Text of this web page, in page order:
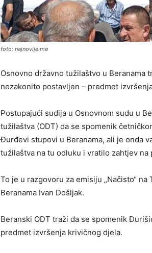
foto: najnovije.me
Osnovno državno tužilaštvo u
nezakonito postavljen – predmet
Postupajući sudija u Osnovnom sudu u
tužilaštva (ODT) da se spomenik
Đurđevi stupovi u Beranama, ali je onda
tužilaštva na tu odluku i vratilo zahtjev na
To je u razgovoru za emisiju „Načisto“
Beranama Ivan Došljak.
Beranski ODT traži da se spomenik
predmet izvršenja krivičnog djela.